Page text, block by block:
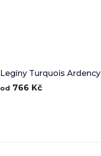
Legíny Turquois Ardency
od 766 Kč